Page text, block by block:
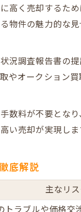
高く売却するた
物件の魅力的な
況調査報告書の
やオークション
数料が不要とな
い売却が実現しま
底解説
主なリ